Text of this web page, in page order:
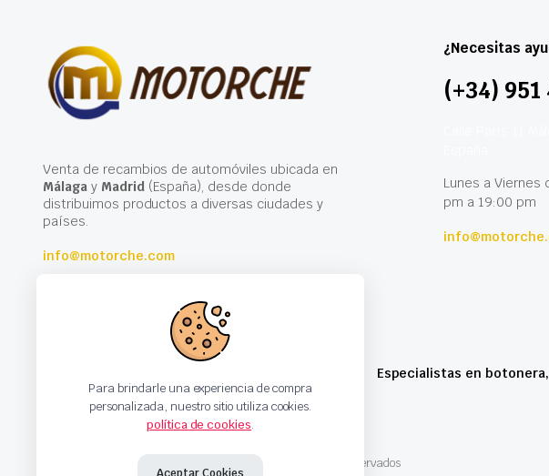
Venta de recambios de automóviles ubicada en
Málagay Madrid(España), desde donde
distribuimos productos a diversas ciudades y
países.
info@motorche.com
¿Necesitas
(+34) 951
Lunes a Viernes
pm a 19:00 pm
Especialistas en
Copyright 2024 © Motorche Autoparts. Todos los derechos reservados
Para brindarle una experiencia de compra
personalizada, nuestro sitio utiliza cookies.
política de cookies.